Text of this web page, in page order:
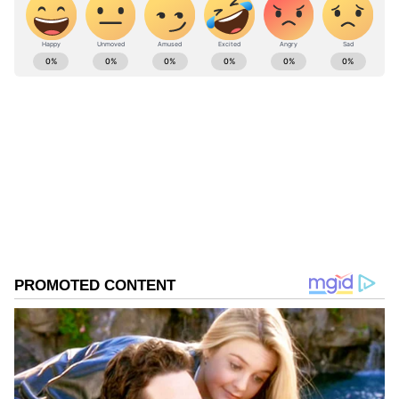
ಸ್ಮರಣ ಸಂಚಿಕೆ ಬಿಡುಗಡೆಗೊಳಿಸಿದ್ದರು.
ABOUT THE AUTHOR